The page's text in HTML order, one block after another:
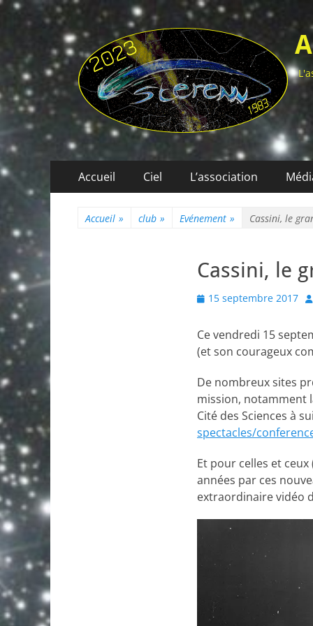
Menu
principal
Accueil Ciel L’association
Accueil » club » Evénement » Cassini, le
Cassini, le
Posted
15 septembre 2017
Ce vendredi 15
(et son courageux
De nombreux sites
mission, notamment
Cité des Sciences à
spectacles/
Et pour celles et
années par ces
extraordinaire vidéo